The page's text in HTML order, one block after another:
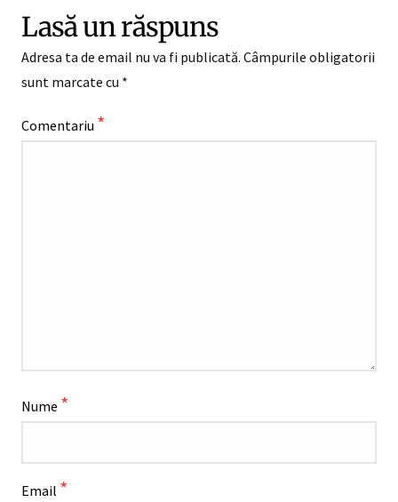
Lasă un răspuns
Adresa ta de email nu va fi publicată. Câmpurile obligatorii
sunt marcate cu *
Comentariu *
Nume *
Email *